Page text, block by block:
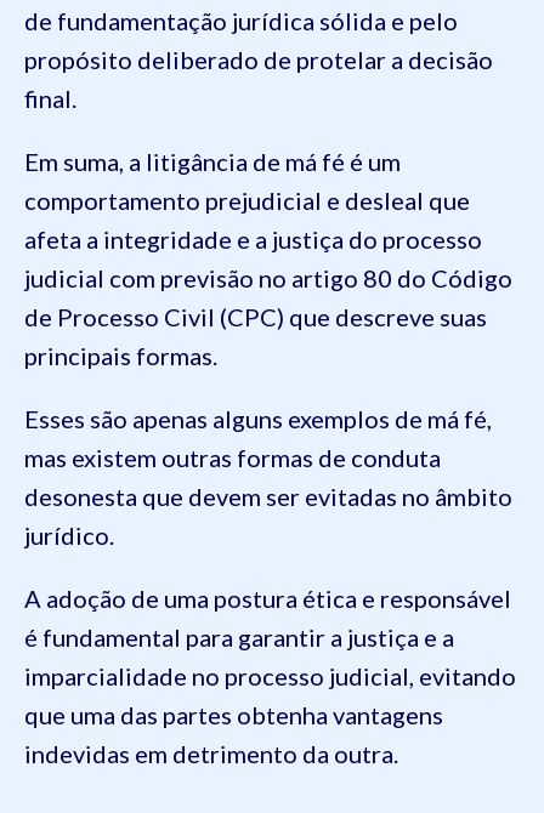
de fundamentação jurídica sólida e pelo
propósito deliberado de protelar a decisão
final.
Em suma, a litigância de má fé é um
comportamento prejudicial e desleal que
afeta a integridade e a justiça do processo
judicial com previsão no artigo 80 do Código
de Processo Civil (CPC) que descreve suas
principais formas.
Esses são apenas alguns exemplos de má fé,
mas existem outras formas de conduta
desonesta que devem ser evitadas no âmbito
jurídico.
A adoção de uma postura ética e responsável
é fundamental para garantir a justiça e a
imparcialidade no processo judicial, evitando
que uma das partes obtenha vantagens
indevidas em detrimento da outra.